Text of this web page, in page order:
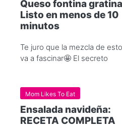
Queso fontina
Listo en menos de 10
minutos
Te juro que la mezcla de
va a fascinar🤩 El secreto
Mom Likes To Eat
Ensalada navideña:
RECETA COMPLETA